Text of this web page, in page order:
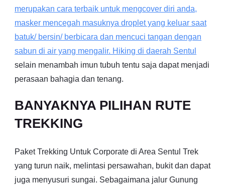
merupakan cara terbaik untuk mengcover diri anda,
masker mencegah masuknya droplet yang keluar saat
batuk/ bersin/ berbicara dan mencuci tangan dengan
sabun di air yang mengalir. Hiking di daerah Sentul
selain menambah imun tubuh tentu saja dapat menjadi
perasaan bahagia dan tenang.
BANYAKNYA PILIHAN RUTE
TREKKING
Paket Trekking Untuk Corporate di Area Sentul Trek
yang turun naik, melintasi persawahan, bukit dan dapat
juga menyusuri sungai. Sebagaimana jalur Gunung